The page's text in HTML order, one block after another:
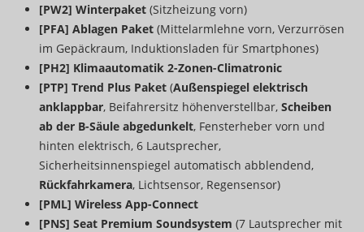
[PW2] Winterpaket (Sitzheizung vorn)
[PFA] Ablagen Paket (Mittelarmlehne vorn, Verzurrösen
im Gepäckraum, Induktionsladen für Smartphones)
[PH2] Klimaautomatik 2-Zonen-Climatronic
[PTP] Trend Plus Paket (Außenspiegel elektrisch
anklappbar, Beifahrersitz höhenverstellbar, Scheiben
ab der B-Säule abgedunkelt, Fensterheber vorn und
hinten elektrisch, 6 Lautsprecher,
Sicherheitsinnenspiegel automatisch abblendend,
Rückfahrkamera, Lichtsensor, Regensensor)
[PML] Wireless App-Connect
[PNS] Seat Premium Soundsystem (7 Lautsprecher mit